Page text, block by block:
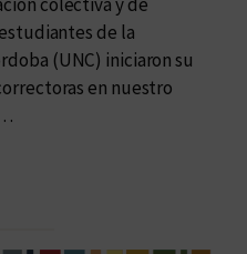
de la
(UNC) iniciaron su
en nuestro